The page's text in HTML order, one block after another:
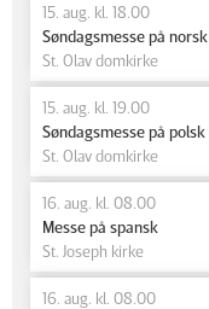
15. aug. kl. 18.00
Søndagsmesse på norsk
St. Olav domkirke
15. aug. kl. 19.00
Søndagsmesse på polsk
St. Olav domkirke
16. aug. kl. 08.00
Messe på spansk
St. Joseph kirke
16. aug. kl. 08.00